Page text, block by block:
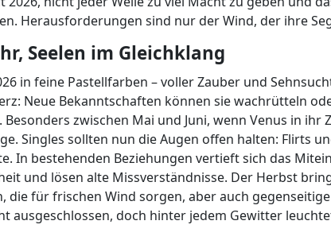
Herausforderungen sind nur der Wind, der ihre
Seelen im Gleichklang
in feine Pastellfarben – voller Zauber und
Neue Bekanntschaften können sie wachrütteln
Besonders zwischen Mai und Juni, wenn Venus in
Singles sollten nun die Augen offen halten: Flirts
In bestehenden Beziehungen vertieft sich das
und lösen alte Missverständnisse. Der Herbst
die für frischen Wind sorgen, aber auch
ausgeschlossen, doch hinter jedem Gewitter